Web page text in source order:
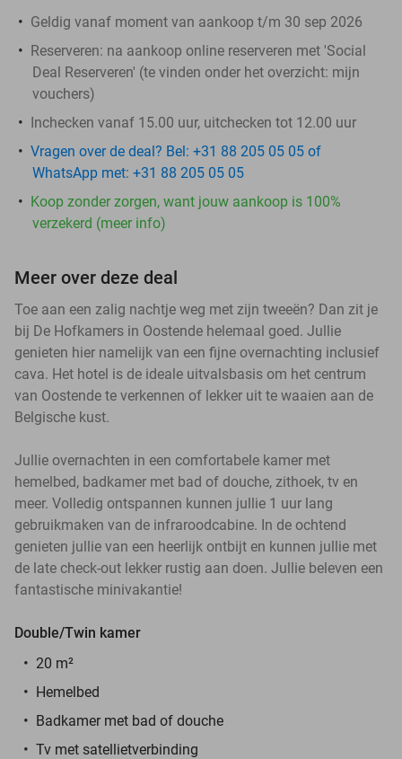
Geldig vanaf moment van aankoop t/m 30 sep 2026
Reserveren: na aankoop online reserveren met 'Social
Deal Reserveren' (te vinden onder het overzicht: mijn
vouchers)
Inchecken vanaf 15.00 uur, uitchecken tot 12.00 uur
Vragen over de deal? Bel: +31 88 205 05 05 of
WhatsApp met: +31 88 205 05 05
Koop zonder zorgen, want jouw aankoop is 100%
verzekerd (meer info)
Meer over deze deal
Toe aan een zalig nachtje weg met zijn tweeën? Dan zit je
bij De Hofkamers in Oostende helemaal goed. Jullie
genieten hier namelijk van een fijne overnachting inclusief
cava. Het hotel is de ideale uitvalsbasis om het centrum
van Oostende te verkennen of lekker uit te waaien aan de
Belgische kust.
Jullie overnachten in een comfortabele kamer met
hemelbed, badkamer met bad of douche, zithoek, tv en
meer. Volledig ontspannen kunnen jullie 1 uur lang
gebruikmaken van de infraroodcabine. In de ochtend
genieten jullie van een heerlijk ontbijt en kunnen jullie met
de late check-out lekker rustig aan doen. Jullie beleven een
fantastische minivakantie!
Double/Twin kamer
20 m²
Hemelbed
Badkamer met bad of douche
Tv met satellietverbinding